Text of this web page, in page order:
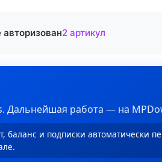
авторизован2 артикул
Дальнейшая работа — на
баланс и подписки автоматически